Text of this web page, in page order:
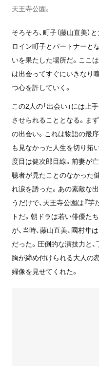
天王寺公園。
そろそろ、町子（藤山直美
ロイン町子とパートナーと
いを果たした場所だ。ここ
は出会ってすぐにいきなり
つ心を許していく。
この2人の「出会い」には上
させられることとなる。ま
の出会い。これは物語の最
も見なかった人生を切り拓
度目は健次郎目線。前妻が
聴者が見たことのなかった
れ涙を誘った。あの素敵な
うだけで、天王寺公園は『
トだ。朝ドラは若い俳優た
が、当時、藤山直美、國村
だった。圧倒的な演技力と
胸が締め付けられる大人の
婦像を見せてくれた。